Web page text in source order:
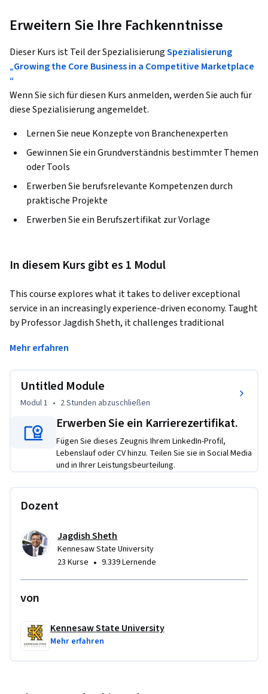
Erweitern Sie Ihre Fachkenntnisse
Dieser Kurs ist Teil der SpezialisierungSpezialisierung
„Growing the Core Business in a Competitive Marketplace
“
Wenn Sie sich für diesen Kurs anmelden, werden Sie auch für
diese Spezialisierung angemeldet.
Lernen Sie neue Konzepte von Branchenexperten
Gewinnen Sie ein Grundverständnis bestimmter Themen
oder Tools
Erwerben Sie berufsrelevante Kompetenzen durch
praktische Projekte
Erwerben Sie ein Berufszertifikat zur Vorlage
In diesem Kurs gibt es 1 Modul
This course explores what it takes to deliver exceptional
service in an increasingly experience-driven economy. Taught
by Professor Jagdish Sheth, it challenges traditional
loyalty. Instead, learners will examine how reliability,
long-term trust and satisfaction. The course introduces key
concepts such as the service-profit chain, fan loyalty, and the
heavy-half customer segment, emphasizing that service
excellence is not just about meeting expectations—but
exceeding them repeatedly and profitably. Through real-
world examples and strategic frameworks, learners will
understand how to design and scale service operations,
hospitality, healthcare, retail, and beyond, this course
differentiator.
Mehr erfahren
Untitled Module
Modul 1 • 2 Stunden abzuschließen
Erwerben Sie ein Karrierezertifikat.
Fügen Sie dieses Zeugnis Ihrem LinkedIn-Profil,
Lebenslauf oder CV hinzu. Teilen Sie sie in Social Media
und in Ihrer Leistungsbeurteilung.
Dozent
Jagdish Sheth
Kennesaw State University
23 Kurse • 9.339 Lernende
von
Kennesaw State University
Mehr erfahren